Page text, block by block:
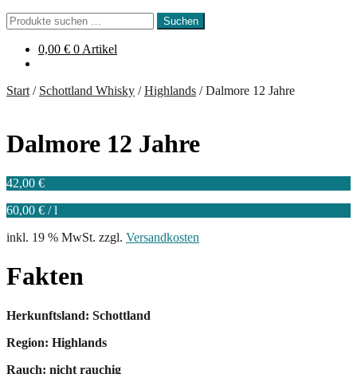
Suchen
nach:
Suchen
0,00 € 0 Artikel
Start / Schottland Whisky /Highlands /Dalmore 12 Jahre
Dalmore 12 Jahre
42,00 €
60,00 € /l
inkl. 19 % MwSt. zzgl. Versandkosten
Fakten
Herkunftsland: Schottland
Region: Highlands
Rauch: nicht rauchig